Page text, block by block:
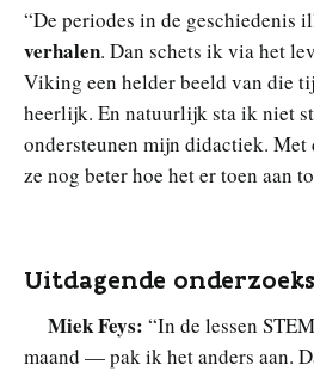
“De periodes in de geschiedenis
verhalen. Dan schets ik via het
Viking een helder beeld van die
heerlijk. En natuurlijk sta ik niet
ondersteunen mijn didactiek. Met
ze nog beter hoe het er toen aan
Uitdagende
Miek Feys: “In de lessen
maand — pak ik het anders aan.